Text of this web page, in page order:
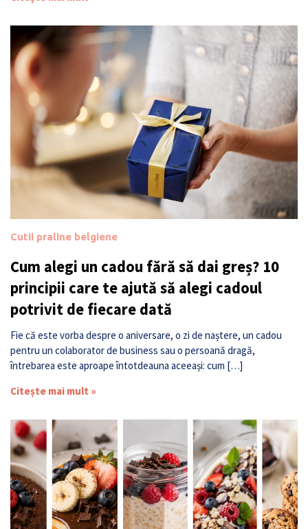
Cutii praline belgiene
Cum alegi un cadou fără să dai greș? 10
principii care te ajută să alegi cadoul
potrivit de fiecare dată
Fie că este vorba despre o aniversare, o zi de naștere, un cadou
pentru un colaborator de business sau o persoană dragă,
întrebarea este aproape întotdeauna aceeași: cum […]
Citește mai mult »